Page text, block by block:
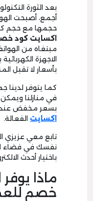
بعد الثورة
أجمع، أصبحت
حجمها مع حجم كف
اكسايت كود
مبتغاه من
الاجهزة
بأسعار لا تقبل
كما يتوفر لدينا
في منازلنا
بسعر مخفض عند
اكسايت الفعالة.
تابع معي عزيزي
نفسك في فضاء
باختيار أحدث
ماذا
خصم